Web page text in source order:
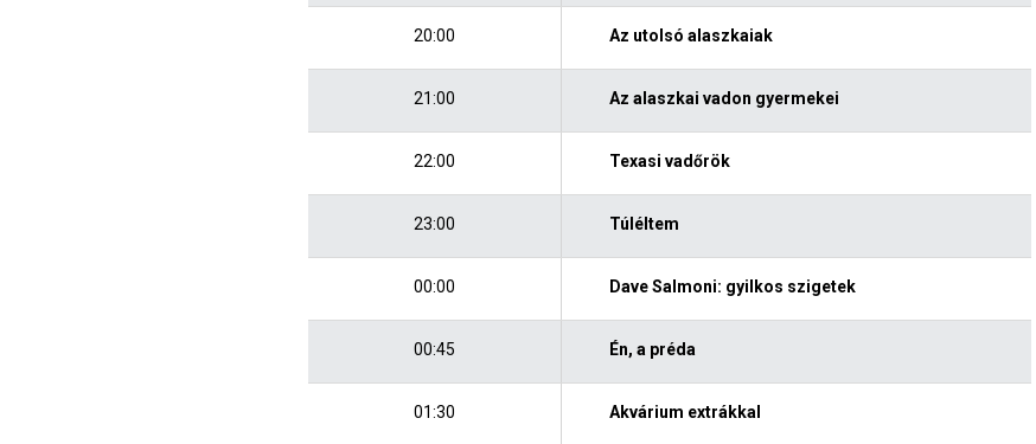
20:00 Az utolsó alaszkaiak
21:00 Az alaszkai vadon gyermekei
22:00 Texasi vadőrök
23:00 Túléltem
00:00 Dave Salmoni: gyilkos szigetek
00:45 Én, a préda
01:30 Akvárium extrákkal